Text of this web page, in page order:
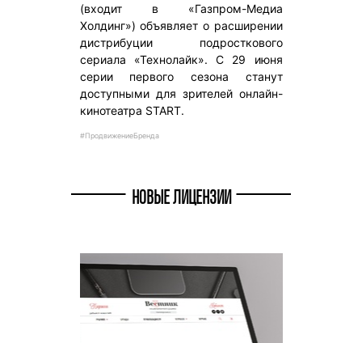
(входит в «Газпром-Медиа
Холдинг») объявляет о расширении
дистрибуции подросткового
сериала «Технолайк». С 29 июня
серии первого сезона станут
доступными для зрителей онлайн-
кинотеатра START.
#ПродвижениеБренда
НОВЫЕ ЛИЦЕНЗИИ